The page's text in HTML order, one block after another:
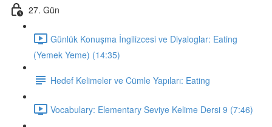
27. Gün
Günlük Konuşma İngilizcesi ve Diyaloglar: Eating
(Yemek Yeme) (14:35)
Hedef Kelimeler ve Cümle Yapıları: Eating
Vocabulary: Elementary Seviye Kelime Dersi 9 (7:46)